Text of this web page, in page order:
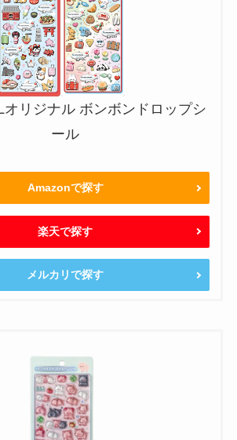
オリジナル ボンボンドロップシ
ール
Amazonで探す
楽天で探す
メルカリで探す